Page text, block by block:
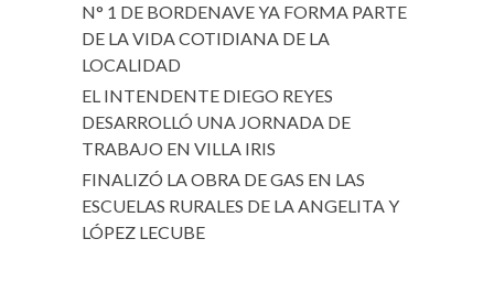
N° 1 DE BORDENAVE YA FORMA PARTE
DE LA VIDA COTIDIANA DE LA
LOCALIDAD
EL INTENDENTE DIEGO REYES
DESARROLLÓ UNA JORNADA DE
TRABAJO EN VILLA IRIS
FINALIZÓ LA OBRA DE GAS EN LAS
ESCUELAS RURALES DE LA ANGELITA Y
LÓPEZ LECUBE